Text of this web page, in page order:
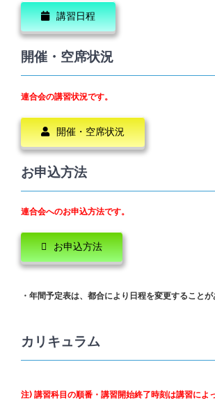
講習日程
開催・空席状況
連合会の講習状況です。
開催・空席状況
お申込方法
連合会へのお申込方法です。
お申込方法
・年間予定表は、都合により日程を変更することが
カリキュラム
注) 講習科目の順番・講習開始終了時刻は講習によ